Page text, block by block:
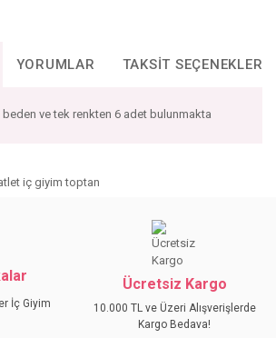
YORUMLAR TAKSIT SEÇENEKLERI
ve tek renkten 6 adet bulunmakta
gördüğünüz noktaları öneri formunu
için teşekkür ederiz.
bozuk veya görüntülenemiyor.
eksik bilgiler bulunuyor.
hatalar bulunuyor.
iç giyim toptan
İç Giyim
Ücretsiz Kargo
10.000 TL ve Üzeri Alışverişlerde
Kargo Bedava!